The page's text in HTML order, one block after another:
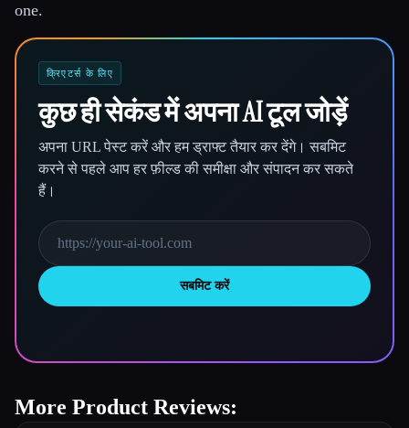
one.
क्रिएटर्स के लिए
कुछ ही सेकंड में अपना AI टूल जोड़ें
अपना URL पेस्ट करें और हम ड्राफ्ट तैयार कर देंगे। सबमिट
करने से पहले आप हर फ़ील्ड की समीक्षा और संपादन कर सकते
हैं।
सबमिट करें
More Product Reviews: